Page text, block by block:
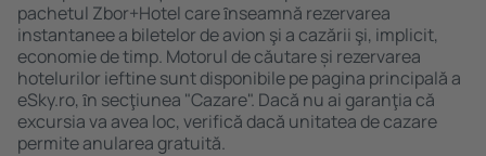
pachetul Zbor+Hotel care ȋnseamnă rezervarea
instantanee a biletelor de avion şi a cazării şi, implicit,
economie de timp. Motorul de căutare și rezervarea
hotelurilor ieftine sunt disponibile pe pagina principală a
eSky.ro, ȋn secţiunea "Cazare". Dacă nu ai garanţia că
excursia va avea loc, verifică dacă unitatea de cazare
permite anularea gratuită.